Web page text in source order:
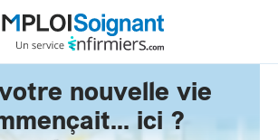
nouvelle vie
ici ?